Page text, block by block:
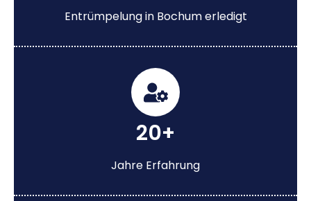
Entrümpelung in Bochum erledigt
20+
Jahre Erfahrung